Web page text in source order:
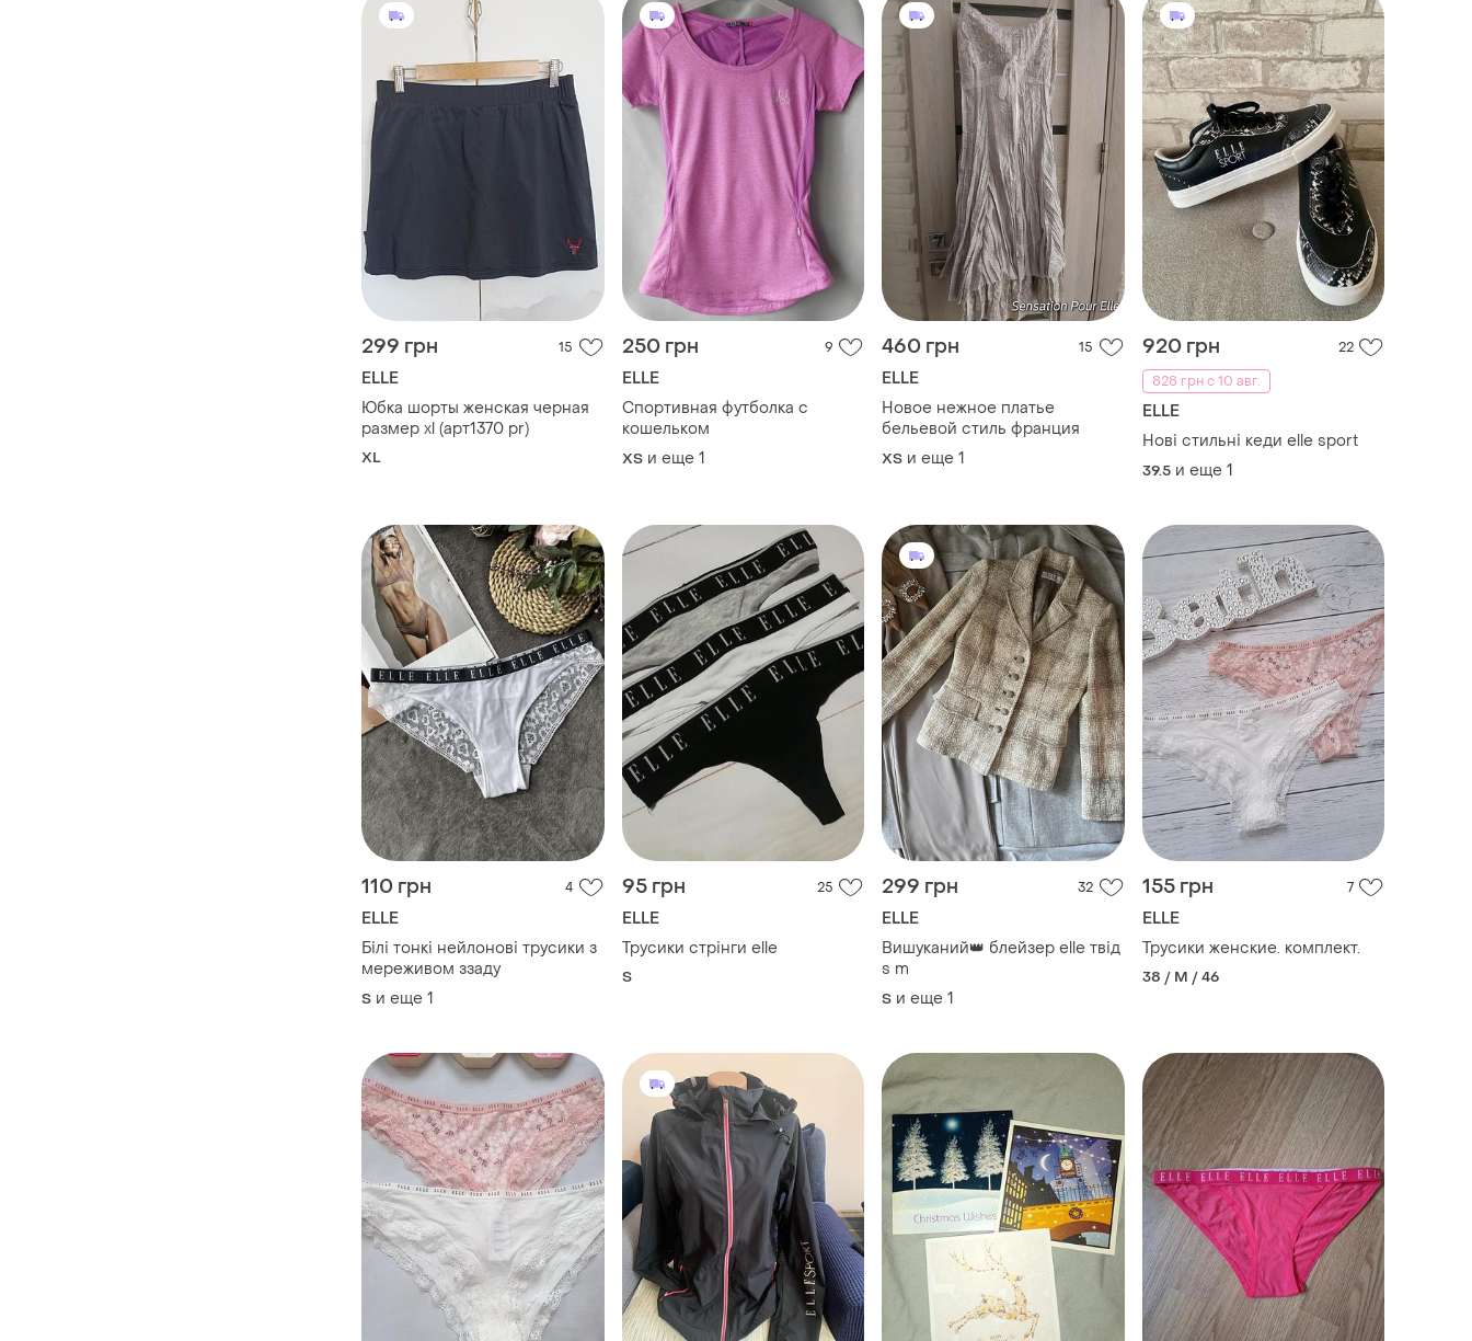
299 грн 15
ELLE
Юбка шорты женская черная
размер xl (арт1370 pr)
XL
250 грн 9
ELLE
Спортивная футболка с
кошельком
ХS и еще 1
460 грн 15
ELLE
Новое нежное платье
бельевой стиль франция
ХS и еще 1
920 грн
22
828 грн с 10 авг.
ELLE
Нові стильні кеди elle sport
39.5 и еще 1
110 грн 4
ELLE
Білі тонкі нейлонові трусики з
мереживом ззаду
S и еще 1
95 грн 25
ELLE
Трусики стрінги elle
S
299 грн 32
ELLE
Вишуканий👑 блейзер elle твід
s m
S и еще 1
155 грн 7
ELLE
Трусики женские. комплект.
38 / M / 46